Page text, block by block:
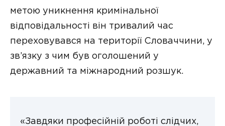
метою уникнення кримінальної
відповідальності він тривалий час
переховувався на території Словаччини, у
зв’язку з чим був оголошений у
державний та міжнародний розшук.
«Завдяки професійній роботі слідчих,